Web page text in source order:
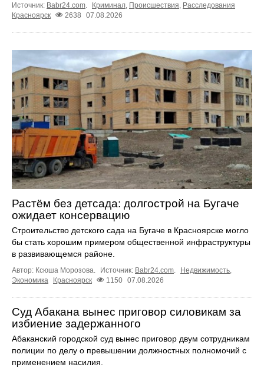
Источник: Babr24.com Криминал Происшествия Расследования
Красноярск
2638 07.08.2026
Растём без детсада: долгострой на Бугаче
ожидает консервацию
Строительство детского сада на Бугаче в Красноярске могло
бы стать хорошим примером общественной инфраструктуры
в развивающемся районе.
Автор: Ксюша Морозова. Источник: Babr24.com. Недвижимость,
Экономика
Красноярск 1150 07.08.2026
Суд Абакана вынес приговор силовикам за
избиение задержанного
Абаканский городской суд вынес приговор двум сотрудникам
полиции по делу о превышении должностных полномочий с
применением насилия.